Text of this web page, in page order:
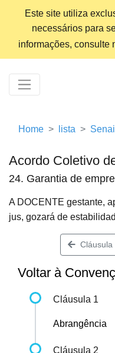
Este site utiliza
necessários para
informações, consulte
Home lista Senai
Acordo Coletivo
24. Garantia de
A DOCENTE gestante,
jus, gozará de
Cláusula
Voltar à
Cláusula 1
Abrangência
Cláusula 2